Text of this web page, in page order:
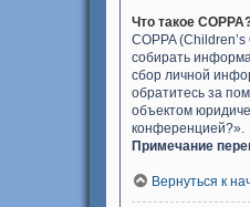
Что такое
COPPA
собирать
сбор личной
обратитесь за
объектом
конференцией?».
Примечание
Вернуться к